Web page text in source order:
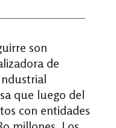
son
de
que luego del
con entidades